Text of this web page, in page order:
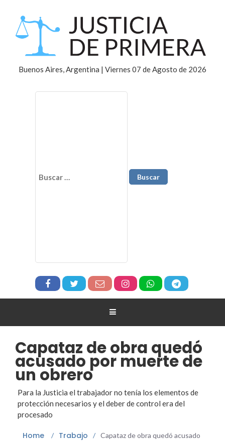
Buenos Aires, Argentina | Viernes 07 de Agosto de 2026
Capataz de obra quedó
acusado por muerte de
un obrero
Para la Justicia el trabajador no tenía los elementos de
protección necesarios y el deber de control era del
procesado
Home / Trabajo / Capataz de obra quedó acusado